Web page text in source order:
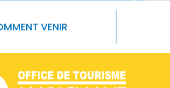
VENIR